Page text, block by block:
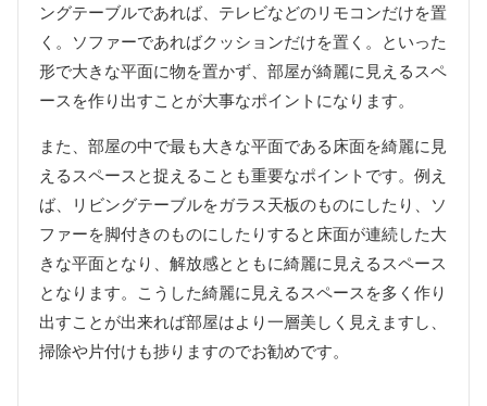
ングテーブルであれば、テレビなどのリモコンだけを置
く。ソファーであればクッションだけを置く。といった
形で大きな平面に物を置かず、部屋が綺麗に見えるスペ
ースを作り出すことが大事なポイントになります。
また、部屋の中で最も大きな平面である床面を綺麗に見
えるスペースと捉えることも重要なポイントです。例え
ば、リビングテーブルをガラス天板のものにしたり、ソ
ファーを脚付きのものにしたりすると床面が連続した大
きな平面となり、解放感とともに綺麗に見えるスペース
となります。こうした綺麗に見えるスペースを多く作り
出すことが出来れば部屋はより一層美しく見えますし、
掃除や片付けも捗りますのでお勧めです。